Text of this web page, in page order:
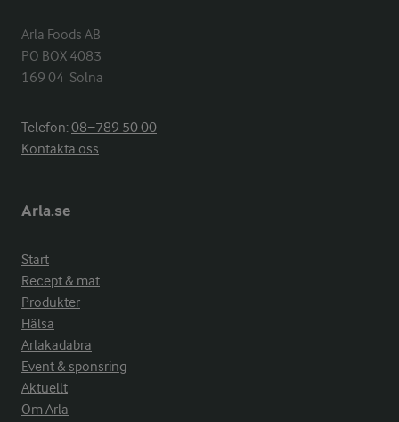
Arla Foods AB
PO BOX 4083
169 04  Solna
Telefon:08−789 50 00
Kontakta oss
Arla.se
Start
Recept & mat
Produkter
Hälsa
Arlakadabra
Event & sponsring
Aktuellt
Om Arla